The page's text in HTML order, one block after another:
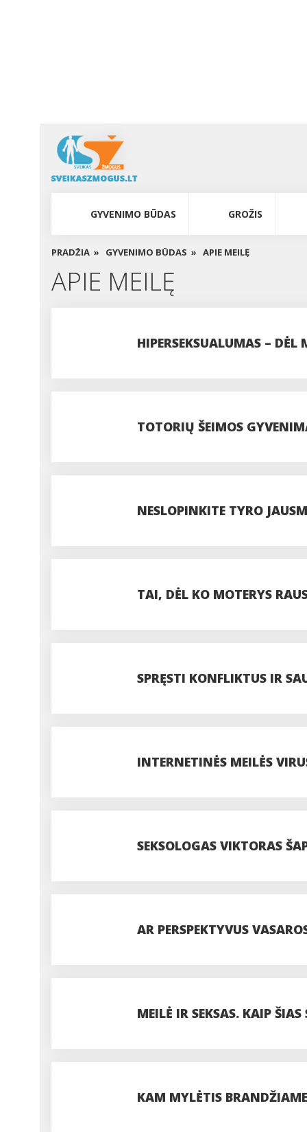
GYVENIMO BŪDAS GROŽIS
PRADŽIA » GYVENIMO BŪDAS » APIE MEILĘ
APIE MEILĘ
HIPERSEKSUALUMAS – DĖL
TOTORIŲ ŠEIMOS
NESLOPINKITE TYRO
TAI, DĖL KO MOTERYS
SPRĘSTI KONFLIKTUS IR
INTERNETINĖS MEILĖS
SEKSOLOGAS VIKTORAS
AR PERSPEKTYVUS
MEILĖ IR SEKSAS. KAIP
KAM MYLĖTIS